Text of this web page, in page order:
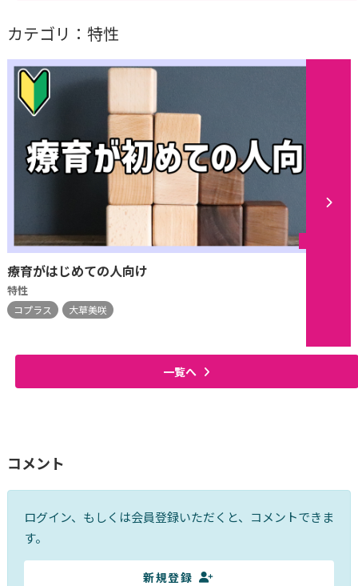
カテゴリ：特性
療育がはじめての人向け
特性
コプラス 大草美咲
一覧へ
コメント
ログイン、もしくは会員登録いただくと、コメントできま
す。
新規登録